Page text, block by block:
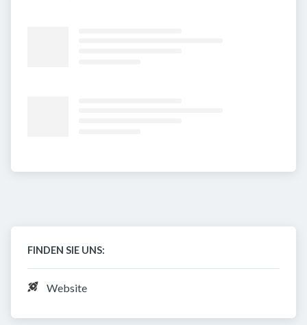
FINDEN SIE UNS:
Website